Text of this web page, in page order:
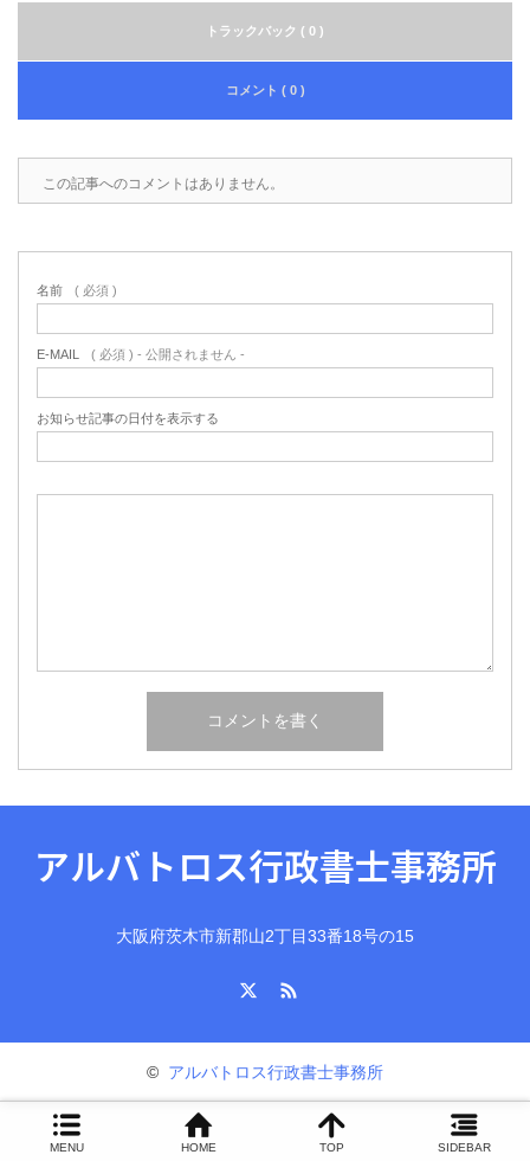
トラックバック ( 0 )
コメント ( 0 )
この記事へのコメントはありません。
名前 ( 必須 )
E-MAIL ( 必須 ) - 公開されません -
お知らせ記事の日付を表示する
アルバトロス行政書士事務所
大阪府茨木市新郡山2丁目33番18号の15
MENU HOME TOP SIDEBAR
© アルバトロス行政書士事務所